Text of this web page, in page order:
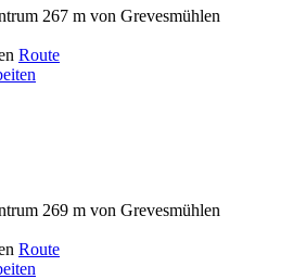
267 m von Grevesmühlen
Route
269 m von Grevesmühlen
Route